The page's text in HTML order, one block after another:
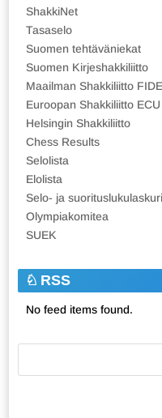
ShakkiNet
Tasaselo
Suomen tehtäväniekat
Suomen Kirjeshakkiliitto
Maailman Shakkiliitto FIDE
Euroopan Shakkiliitto ECU
Helsingin Shakkiliitto
Chess Results
Selolista
Elolista
Selo- ja suorituslukulaskuri
Olympiakomitea
SUEK
RSS
No feed items found.